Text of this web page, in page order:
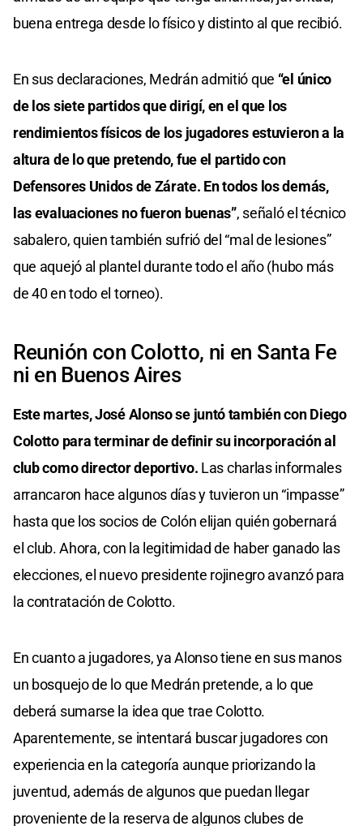
buena entrega desde lo físico y distinto al que recibió.
En sus declaraciones, Medrán admitió que “el único
de los siete partidos que dirigí, en el que los
rendimientos físicos de los jugadores estuvieron a la
altura de lo que pretendo, fue el partido con
Defensores Unidos de Zárate. En todos los demás,
las evaluaciones no fueron buenas”, señaló el técnico
sabalero, quien también sufrió del “mal de lesiones”
que aquejó al plantel durante todo el año (hubo más
de 40 en todo el torneo).
Reunión con Colotto, ni en Santa Fe
ni en Buenos Aires
Este martes, José Alonso se juntó también con Diego
Colotto para terminar de definir su incorporación al
club como director deportivo. Las charlas informales
arrancaron hace algunos días y tuvieron un “impasse”
hasta que los socios de Colón elijan quién gobernará
el club. Ahora, con la legitimidad de haber ganado las
elecciones, el nuevo presidente rojinegro avanzó para
la contratación de Colotto.
En cuanto a jugadores, ya Alonso tiene en sus manos
un bosquejo de lo que Medrán pretende, a lo que
deberá sumarse la idea que trae Colotto.
Aparentemente, se intentará buscar jugadores con
experiencia en la categoría aunque priorizando la
juventud, además de algunos que puedan llegar
proveniente de la reserva de algunos clubes de